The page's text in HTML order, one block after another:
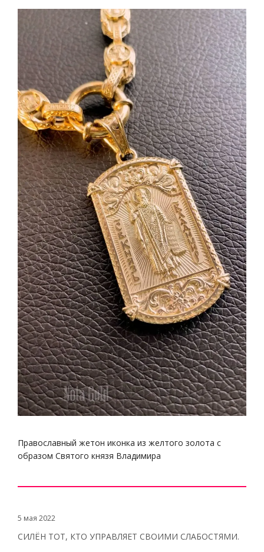
Православный жетон иконка из желтого золота с
образом Святого князя Владимира
5 мая 2022
СИЛЁН ТОТ, КТО УПРАВЛЯЕТ СВОИМИ СЛАБОСТЯМИ.